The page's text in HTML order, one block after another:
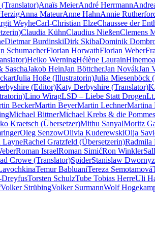
Anaïs MeierAndré Herrmann
Anna MateurAnne HahnAnnie
WeyheCarl-Christian ElzeChaussee der
Claudia KühnClaudius NießenClemens
Dietmar BurdinskiDirk SkibaDominik
SchumacherFlorian HorwathFlorian Weber
Heiko WerningHélène Laurain
SaschaJakob HeinJan BöttcherJan NovákJan
Julia Hoße (Illustratorin)Julia Miesenböck
(Editor)Katy Derbyshire (Translator)
Lino WiragLSD – Liebe Statt Drogen
BeckerMartin BeyerMartin LechnerMartina
Michael BittnerMichael Krebs & die
Kraetsch (Übersetzer)Mithu SanyalMoritz
Oleg SenzowOlivia KuderewskiOlja
LayneRachel Gratzfeld (Übersetzerin)Radmila
Roman IsraelRoman SimićRon Winkler
Crowe (Translator)SpiderStanislaw
Temur BabluaniTereza Semotamová
DreyfusTorsten SchulzTube Tobias HerreUli
Volker StrübingVolker SurmannWolf